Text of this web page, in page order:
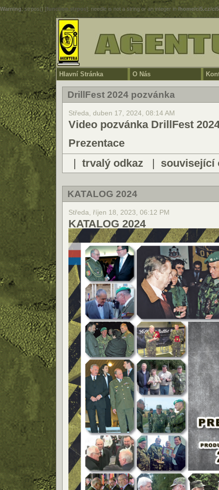
Warning: strpos() [function.strpos]: needle is not a string or an integer in/home/ci5.cz/
Hlavní Stránka O Nás
DrillFest 2024 pozvánka
Středa, duben 17, 2024, 08:14 AM
Video pozvánka DrillFest
Prezentace
| trvalý odkaz | související
KATALOG 2024
Středa, říjen 18, 2023, 06:12 PM
KATALOG 2024